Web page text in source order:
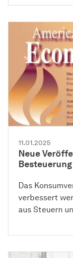
11.01.2025
Neue
Das
verbessert
aus Steuern